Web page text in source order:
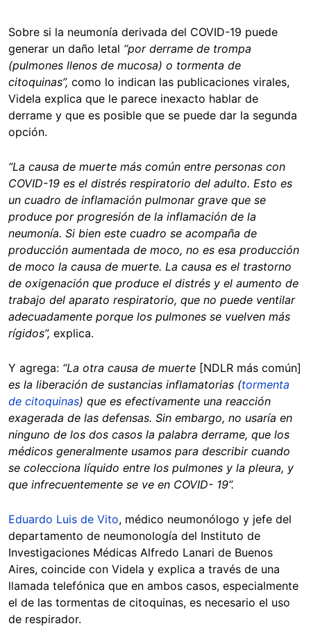
Sobre si la neumonía derivada del COVID-19 puede
generar un daño letal “por derrame de trompa
(pulmones llenos de mucosa) o tormenta de
citoquinas”, como lo indican las publicaciones virales,
Videla explica que le parece inexacto hablar de
derrame y que es posible que se puede dar la segunda
opción.
“La causa de muerte más común entre personas con
COVID-19 es el distrés respiratorio del adulto. Esto es
un cuadro de inflamación pulmonar grave que se
produce por progresión de la inflamación de la
neumonía. Si bien este cuadro se acompaña de
producción aumentada de moco, no es esa producción
de moco la causa de muerte. La causa es el trastorno
de oxigenación que produce el distrés y el aumento de
trabajo del aparato respiratorio, que no puede ventilar
adecuadamente porque los pulmones se vuelven más
rígidos”, explica.
Y agrega: “La otra causa de muerte [NDLR más común]
es la liberación de sustancias inflamatorias (tormenta
de citoquinas) que es efectivamente una reacción
exagerada de las defensas. Sin embargo, no usaría en
ninguno de los dos casos la palabra derrame, que los
médicos generalmente usamos para describir cuando
se colecciona líquido entre los pulmones y la pleura, y
que infrecuentemente se ve en COVID- 19”.
Eduardo Luis de Vito, médico neumonólogo y jefe del
departamento de neumonología del Instituto de
Investigaciones Médicas Alfredo Lanari de Buenos
Aires, coincide con Videla y explica a través de una
llamada telefónica que en ambos casos, especialmente
el de las tormentas de citoquinas, es necesario el uso
de respirador.